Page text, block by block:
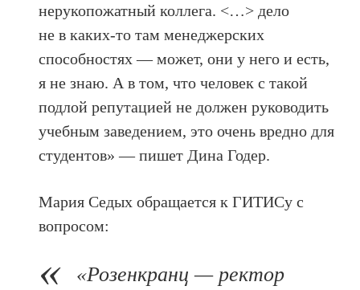
нерукопожатный коллега. <…> дело
не в каких-то там менеджерских
способностях — может, они у него и есть,
я не знаю. А в том, что человек с такой
подлой репутацией не должен руководить
учебным заведением, это очень вредно для
студентов» — пишет Дина Годер.
Мария Седых обращается к ГИТИСу с
вопросом:
«Розенкранц — ректор